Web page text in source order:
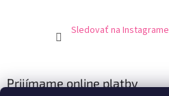
Sledovať na Instagrame
Prijímame online platby